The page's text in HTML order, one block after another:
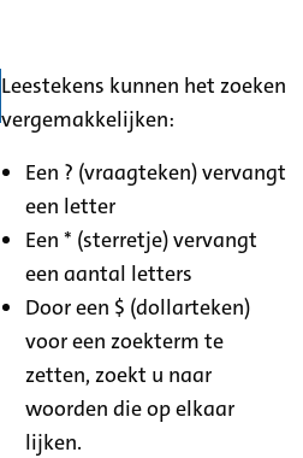
Leestekens kunnen het zoeken
vergemakkelijken:
Een ? (vraagteken) vervangt
een letter
Een * (sterretje) vervangt
een aantal letters
Door een $ (dollarteken)
voor een zoekterm te
zetten, zoekt u naar
woorden die op elkaar
lijken.